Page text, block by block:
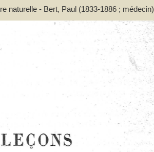
naturelle - Bert, Paul (1833-1886 ; médecin)